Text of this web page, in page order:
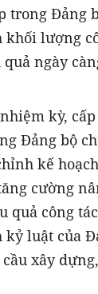
trong Đảng
khối lượng
ngày
kỳ, cấp
Đảng bộ
kế
cường
quả công
kỷ luật của
xây